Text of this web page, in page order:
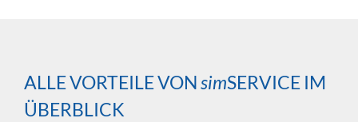
ALLE VORTEILE VONsimSERVICE IM
ÜBERBLICK